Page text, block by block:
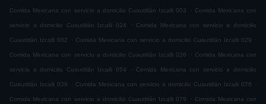
Comida Mexicana con servicio a domicilio Cuautitlán Izcalli 003 . Comida Mexicana con
servicio a domicilio Cuautitlán Izcalli 024 . Comida Mexicana con servicio a domicilio
Cuautitlán Izcalli 002 . Comida Mexicana con servicio a domicilio Cuautitlán Izcalli 029 .
Comida Mexicana con servicio a domicilio Cuautitlán Izcalli 026 . Comida Mexicana con
servicio a domicilio Cuautitlán Izcalli 054 . Comida Mexicana con servicio a domicilio
Cuautitlán Izcalli 039 . Comida Mexicana con servicio a domicilio Cuautitlán Izcalli 076 .
Comida Mexicana con servicio a domicilio Cuautitlán Izcalli 079 . Comida Mexicana con